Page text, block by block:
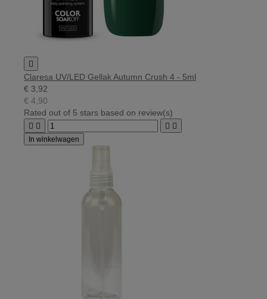

Claresa UV/LED Gellak Autumn Crush 4 - 5ml
€ 3,92
€ 4,90
Rated out of 5 stars based on review(s)
   
In winkelwagen